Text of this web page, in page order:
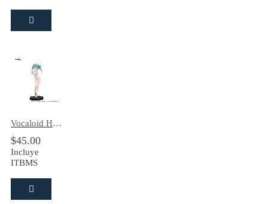
Vocaloid Hatsune Miku BiCute Bunnies (Rurudo White Color Ver.) Figura
$45.00
Incluye
ITBMS